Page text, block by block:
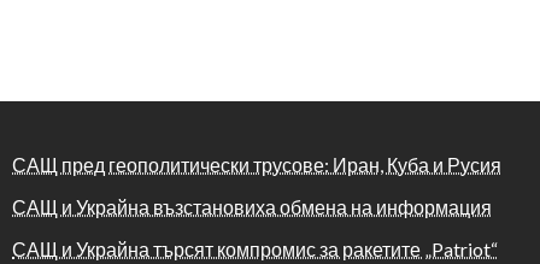
САЩ пред геополитически трусове: Иран, Куба и Русия
САЩ и Украйна възстановиха обмена на информация
САЩ и Украйна търсят компромис за ракетите „Patriot“